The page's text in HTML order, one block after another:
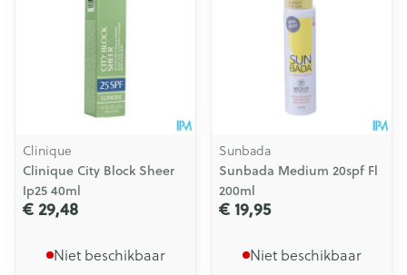
Clinique
Clinique City Block Sheer
Ip25 40ml
€ 29,48
Niet beschikbaar
Sunbada
Sunbada Medium 20spf Fl
200ml
€ 19,95
Niet beschikbaar